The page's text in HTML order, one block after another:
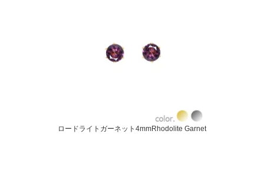
ロードライトガーネット4mmRhodolite Garnet